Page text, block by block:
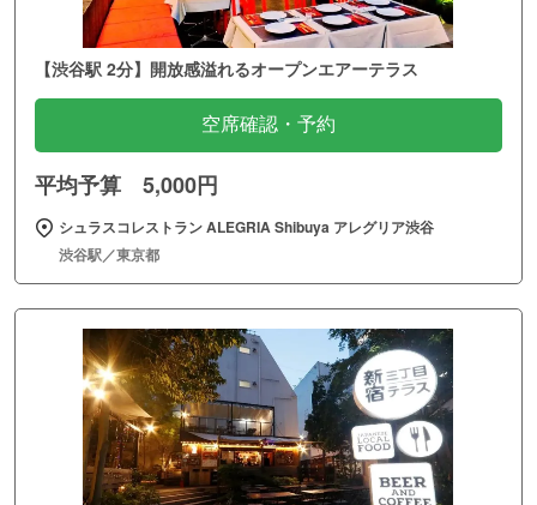
【渋谷駅 2分】開放感溢れるオープンエアーテラス
空席確認・予約
平均予算 5,000円
シュラスコレストラン ALEGRIA Shibuya アレグリア渋谷
渋谷駅／東京都